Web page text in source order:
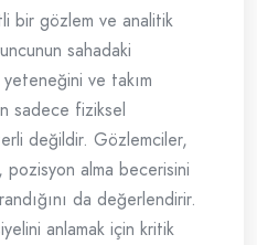
bir gözlem ve analitik
sahadaki
ve takım
sadece fiziksel
değildir. Gözlemciler,
pozisyon alma becerisini
da değerlendirir.
anlamak için kritik